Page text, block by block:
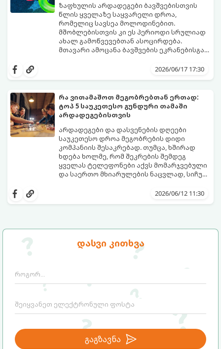
დასვი კითხვა
გაგზავნა
ზაფხულის არდადეგები ბავშვებისთვის
წლის ყველაზე საყვარელი დროა,
რომელიც სავსეა მოლოდინებით.
მშობლებისთვის კი ეს პერიოდი სრულიად
ახალ გამოწვევებთან ასოცირდება.
მთავარი ამოცანა ბავშვების ეკრანებისგან
მიმართვაა. მნიშვნელოვანია მათთვის
ჯანსაღი რუტინა დასვენების დღეებშიც
აუცილებელია.
მარკეტფლეისი საქართველოში,
დაგეხმარებათ. აქ ყველა ასაკისა და
ინტერესის მქონე ბავშვისთვის მოიძებნება
იდეალური გასართობი საშუალება.
2026/06/17 17:30
რა ვითამაშოთ მეგობრებთან ერთად:
ტოპ 5 საუკეთესო გუნდური თამაში
არდადეგებისთვის
არდადეგები და დასვენების დღეები
საუკეთესო დროა მეგობრების დიდი
კომპანიის შესაკრებად. თუმცა, ხშირად
ხდება ხოლმე, რომ შეკრების შემდეგ
ყველას ტელეფონები აქვს მომარჯვებული
და საერთო მხიარულების ნაცვლად, სიჩუმე
დასაღწევად და ნამდვილი, ცოცხალი
იუმორით სავსე აქტივობები მეგობრებს
თქვენს არდადეგებს ნამდვილ
2026/06/12 11:30